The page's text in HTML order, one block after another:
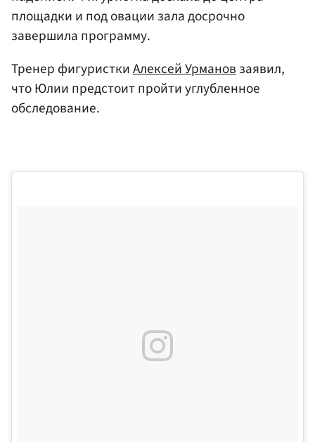
площадки и под овации зала досрочно
завершила программу.
Тренер фигуристкиАлексей Урмановзаявил,
что Юлии предстоит пройти углубленное
обследование.